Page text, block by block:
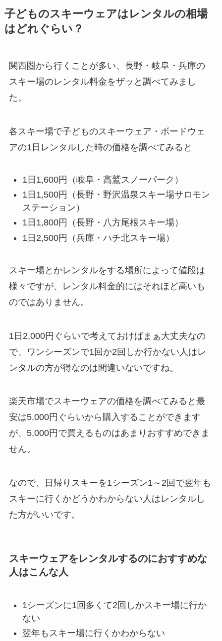
子どものスキーウェアはレンタルの相場
はどれぐらい？
関西圏から行くことが多い、長野・岐阜・兵庫の
スキー場のレンタル料金をザッと調べてみまし
た。
各スキー場で子どものスキーウェア・ボードウェ
アの1日レンタルした時の価格を調べてみると
1日1,600円（岐阜・高鷲スノーパーク）
1日1,500円（長野・野沢温泉スキー場サロモン
ステーション）
1日1,800円（長野・八方尾根スキー場）
1日2,500円（兵庫・ハチ北スキー場）
スキー場とかレンタルをする場所によって値段は
様々ですが、レンタル料金的にはそれほど高いも
のではありません。
1日2,000円ぐらいで考えておけばまぁ大丈夫なの
で、ワンシーズンで1回か2回しか行かない人はレ
ンタルの方が得なのは間違いないですね。
楽天市場でスキーウェアの価格を調べてみると最
安は5,000円ぐらいから購入することができます
が、5,000円で買えるものはあまりおすすめできま
せん。
なので、日帰りスキーを1シーズン1～2回で翌年も
スキーに行くかどうかわからない人はレンタルし
た方がいいです。
スキーウェアをレンタルするのにおすすめな
人はこんな人
1シーズンに1回多くて2回しかスキー場に行か
ない
翌年もスキー場に行くかわからない